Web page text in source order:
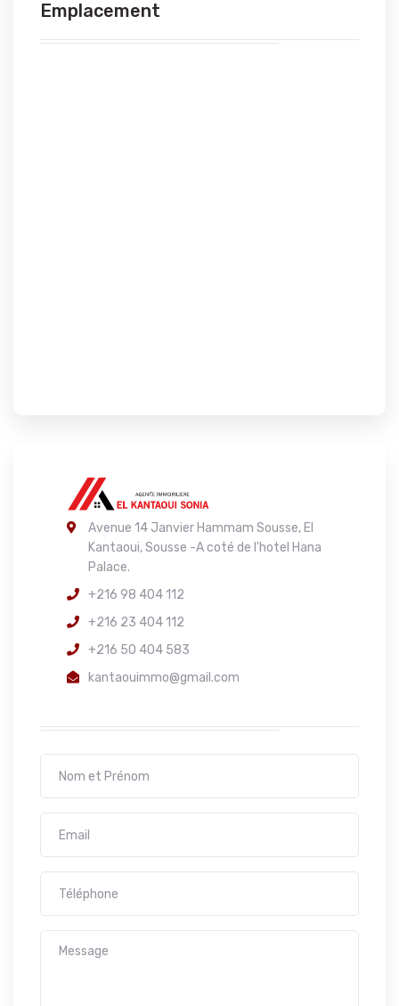
Emplacement
Avenue 14 Janvier Hammam Sousse, El
Kantaoui, Sousse -A coté de l'hotel Hana
Palace.
+216 98 404 112
+216 23 404 112
+216 50 404 583
kantaouimmo@gmail.com